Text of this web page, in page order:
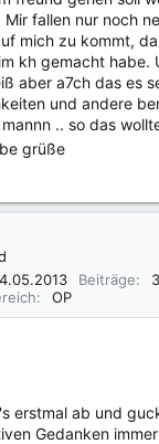
fallen nur noch
mich zu kommt,
kh gemacht habe.
aber a7ch das es
und andere
.. so das
grüße
Beiträge
OP
erstmal ab und
Gedanken